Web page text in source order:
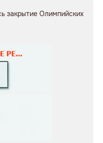
закрытие Олимпийских